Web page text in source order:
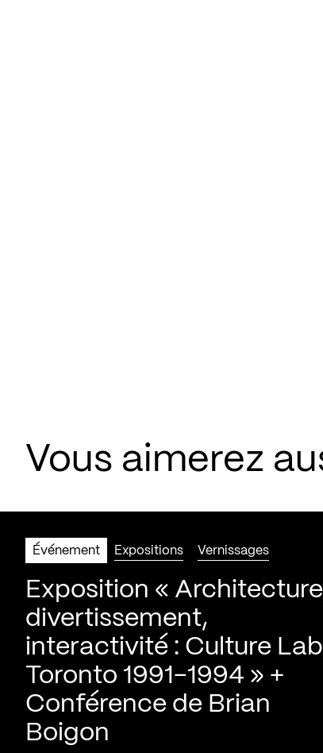
Vous aimerez
Événement Expositions Vernissages
Exposition «
divertissement,
interactivité : Culture
Toronto 1991-1994 » +
Conférence de Brian
Boigon